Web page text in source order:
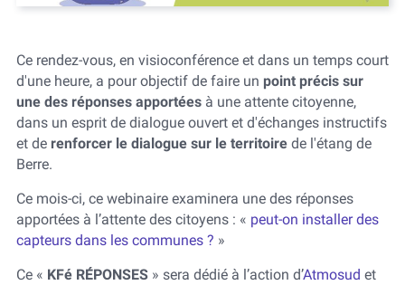
Ce rendez-vous, en visioconférence et dans un temps court
d'une heure, a pour objectif de faire un point précis sur
une des réponses apportéesà une attente citoyenne,
dans un esprit de dialogue ouvert et d'échanges instructifs
et de renforcer le dialogue sur le territoirede l'étang de
Berre.
Ce mois-ci, ce webinaire examinera une des réponses
apportées à l’attente des citoyens : « peut-on installer des
capteurs dans les communes ? »
Ce « KFé RÉPONSES» sera dédié à l’action d’Atmosud et